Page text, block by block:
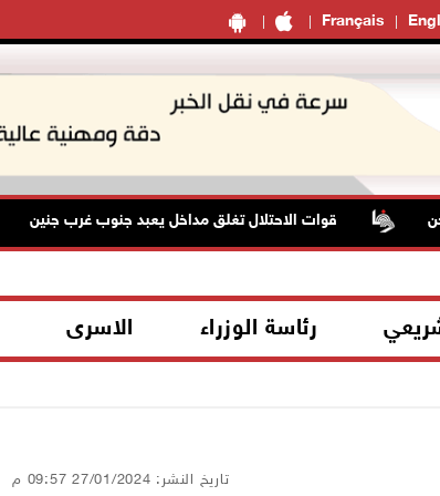
Français
قوات الاحتلال تغلق مداخل يعبد جنوب غرب جنين
رئاسة الوزراء الاسرى
تاريخ النشر: 27/01/2024 09:57 م